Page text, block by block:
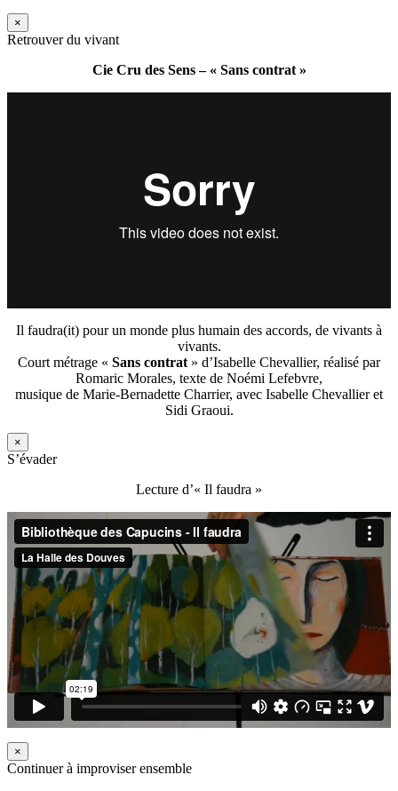
×
Retrouver du vivant
Cie Cru des Sens – « Sans contrat »
Il faudra(it) pour un monde plus humain des accords, de vivants à
vivants.
Court métrage « Sans contrat » d’Isabelle Chevallier, réalisé par
Romaric Morales, texte de Noémi Lefebvre,
musique de Marie-Bernadette Charrier, avec Isabelle Chevallier et
Sidi Graoui.
×
S’évader
Lecture d’« Il faudra »
×
Continuer à improviser ensemble